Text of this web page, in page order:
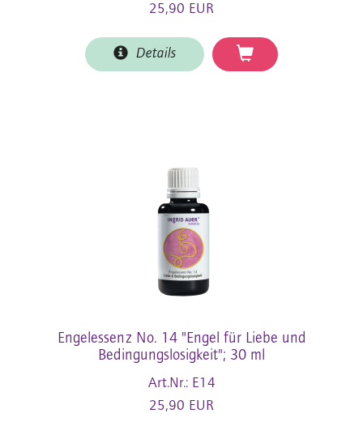
25,90 EUR
Details
Engelessenz No. 14 "Engel für Liebe und
Bedingungslosigkeit"; 30 ml
Art.Nr.: E14
25,90 EUR